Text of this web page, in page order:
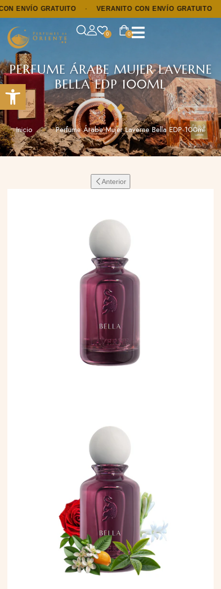
Abrir barra de herramientas
GRATUITO · VERANITO CON ENVÍO GRATUITO ·
0
0
PERFUME ÁRABE MUJER LAVERNE
BELLA EDP 100ML
Inicio Perfume Árabe Mujer Laverne Bella EDP 100ml
Anterior